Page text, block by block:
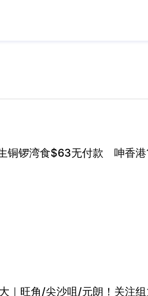
铜锣湾食$63无付款 呻香
｜旺角/尖沙咀/元朗！关注